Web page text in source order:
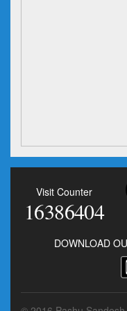
Visit Counter
16386404
DOWNLOAD